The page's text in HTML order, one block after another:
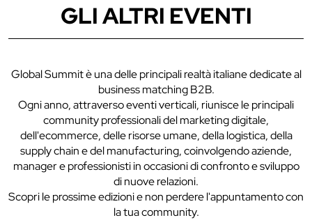
GLI ALTRI EVENTI
Global Summit è una delle principali realtà italiane dedicate al
business matching B2B.
Ogni anno, attraverso eventi verticali, riunisce le principali
community professionali del marketing digitale,
dell'ecommerce, delle risorse umane, della logistica, della
supply chain e del manufacturing, coinvolgendo aziende,
manager e professionisti in occasioni di confronto e sviluppo
di nuove relazioni.
Scopri le prossime edizioni e non perdere l'appuntamento con
la tua community.